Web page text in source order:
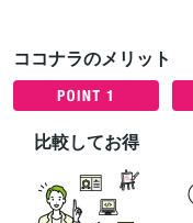
ココナラのメリット
比較してお得